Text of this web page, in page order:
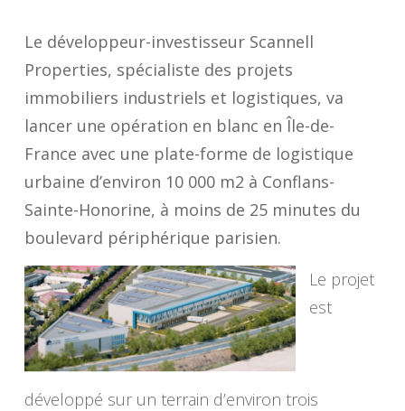
Le développeur-investisseur Scannell
Properties, spécialiste des projets
immobiliers industriels et logistiques, va
lancer une opération en blanc en Île-de-
France avec une plate-forme de logistique
urbaine d’environ 10 000 m2 à Conflans-
Sainte-Honorine, à moins de 25 minutes du
boulevard périphérique parisien.
Le projet
est
développé sur un terrain d’environ trois